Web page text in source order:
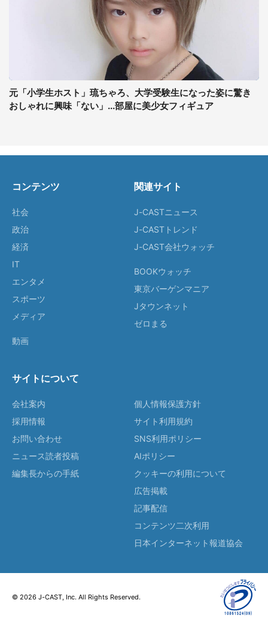
元「小学生ホスト」琉ちゃろ、大学受験生になった姿に驚き
おしゃれに興味「ない」...部屋に美少女フィギュア
コンテンツ
社会
政治
経済
IT
エンタメ
スポーツ
メディア
動画
関連サイト
J-CASTニュース
J-CASTトレンド
J-CAST会社ウォッチ
BOOKウォッチ
東京バーゲンマニア
Jタウンネット
ゼロまる
サイトについて
会社案内
採用情報
お問い合わせ
ニュース読者投稿
編集長からの手紙
個人情報保護方針
サイト利用規約
SNS利用ポリシー
AIポリシー
クッキーの利用について
広告掲載
記事配信
コンテンツ二次利用
日本インターネット報道協会
© 2026 J-CAST, Inc. All Rights Reserved.